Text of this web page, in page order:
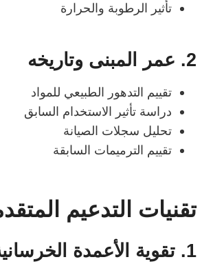
تأثير الرطوبة والحرارة
2. عمر المبنى وتاريخه
تقييم التدهور الطبيعي للمواد
دراسة تأثير الاستخدام السابق
تحليل سجلات الصيانة
تقييم الترميمات السابقة
تقنيات التدعيم
1. تقوية الأعمدة الخرسانية